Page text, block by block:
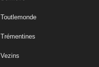
Toutlemonde
Trémentines
Vezins